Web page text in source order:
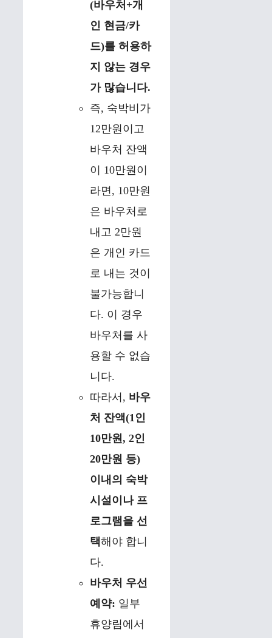
(바우처+개
인 현금/카
드)를 허용하
지 않는 경우
가 많습니다.
즉, 숙박비가
12만원이고
바우처 잔액
이 10만원이
라면, 10만원
은 바우처로
내고 2만원
은 개인 카드
로 내는 것이
불가능합니
다. 이 경우
바우처를 사
용할 수 없습
니다.
따라서, 바우
처 잔액(1인
10만원, 2인
20만원 등)
이내의 숙박
시설이나 프
로그램을 선
택해야 합니
다.
바우처 우선
예약: 일부
휴양림에서